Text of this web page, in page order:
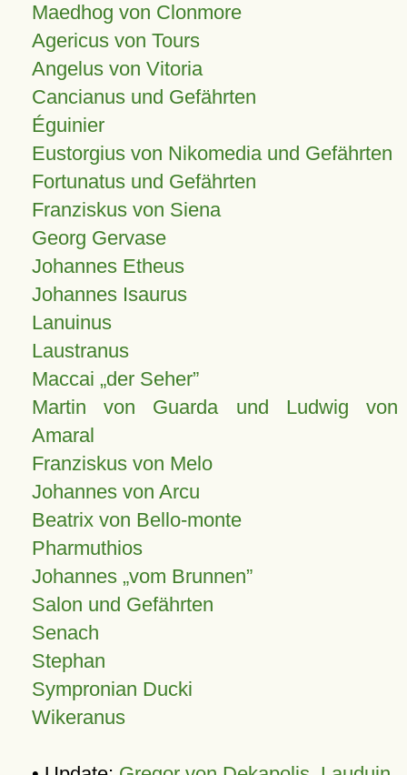
Maedhog von Clonmore
Agericus von Tours
Angelus von Vitoria
Cancianus und Gefährten
Éguinier
Eustorgius von Nikomedia und Gefährten
Fortunatus und Gefährten
Franziskus von Siena
Georg Gervase
Johannes Etheus
Johannes Isaurus
Lanuinus
Laustranus
Maccai „der Seher”
Martin von Guarda und Ludwig von
Amaral
Franziskus von Melo
Johannes von Arcu
Beatrix von Bello-monte
Pharmuthios
Johannes vom Brunnen
Salon und Gefährten
Senach
Stephan
Sympronian Ducki
Wikeranus